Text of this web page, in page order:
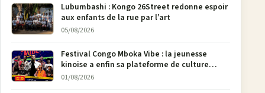
Lubumbashi : Kongo 26Street redonne espoir
aux enfants de la rue par l’art
05/08/2026
Festival Congo Mboka Vibe : la jeunesse
kinoise a enfin sa plateforme de culture
urbaine
01/08/2026